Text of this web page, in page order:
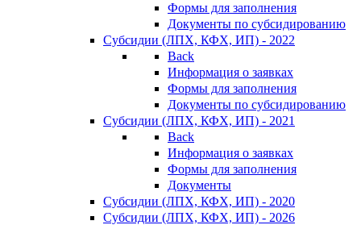
Формы для заполнения
Документы по субсидированию
Субсидии (ЛПХ, КФХ, ИП) - 2022
Back
Информация о заявках
Формы для заполнения
Документы по субсидированию
Субсидии (ЛПХ, КФХ, ИП) - 2021
Back
Информация о заявках
Формы для заполнения
Документы
Субсидии (ЛПХ, КФХ, ИП) - 2020
Субсидии (ЛПХ, КФХ, ИП) - 2026